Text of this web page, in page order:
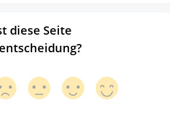
diese Seite